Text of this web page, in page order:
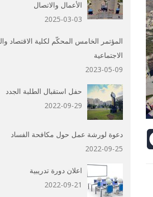
الأعمال والاتصال
2025-03-03
المؤتمر الخامس المحكّم لكلية الاقتصاد
الاجتماعية
2023-05-09
حفل استقبال الطلبة الجدد
2022-09-29
دعوة لورشة عمل حول مكافحة الفساد
2022-09-25
اعلان دورة تدريبية
2022-09-21